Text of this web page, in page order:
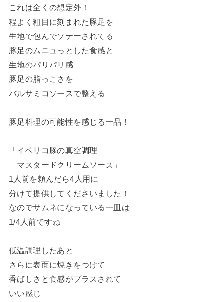
これは全くの想定外！
程よく粗目に刻まれた豚足を
生地で包んでソテーされてる
豚足のムニュっとした食感と
生地のパリパリ感
豚足の脂っこさを
バルサミコソースで整える
豚足料理の可能性を感じる一品！
「イベリコ豚の真空調理
マスタードクリームソース」
1人前を頼んだら4人用に
分けて提供してくださいました！
なのでサムネになっている一皿は
1/4人前ですね
低温調理したあと
さらに表面に焼きをつけて
香ばしさと食感がプラスされて
いい感じ